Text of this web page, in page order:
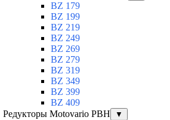
BZ 179
BZ 199
BZ 219
BZ 249
BZ 269
BZ 279
BZ 319
BZ 349
BZ 399
BZ 409
Редукторы Motovario PBH
▼